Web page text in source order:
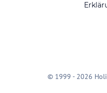
© 1999 - 2026